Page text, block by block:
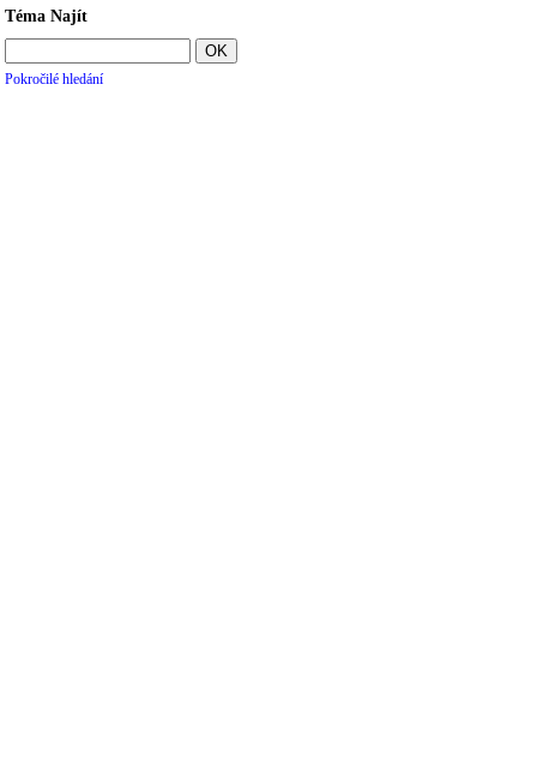
Téma Najít
Pokročilé hledání